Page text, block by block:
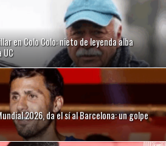
en Colo Colo: nieto de leyenda alba
UC
2026, da el sí al Barcelona: un golpe